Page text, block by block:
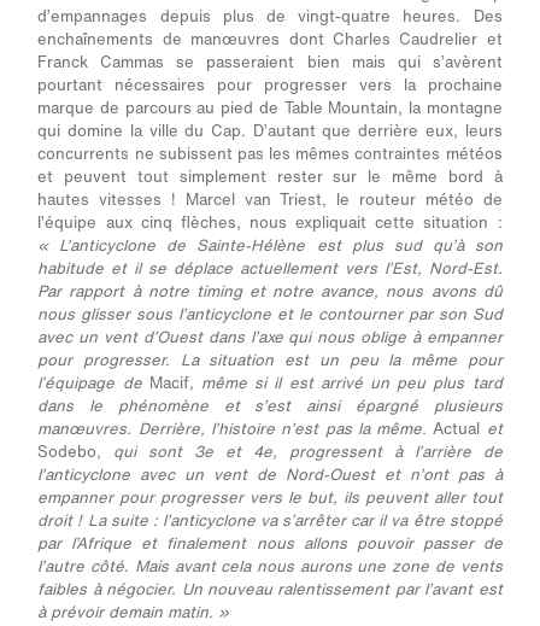
d’empannages depuis plus de vingt-quatre heures. Des
enchaînements de manœuvres dont Charles Caudrelier et
Franck Cammas se passeraient bien mais qui s’avèrent
pourtant nécessaires pour progresser vers la prochaine
marque de parcours au pied de Table Mountain, la montagne
qui domine la ville du Cap. D’autant que derrière eux, leurs
concurrents ne subissent pas les mêmes contraintes météos
et peuvent tout simplement rester sur le même bord à
hautes vitesses ! Marcel van Triest, le routeur météo de
l’équipe aux cinq flèches, nous expliquait cette situation :
« L’anticyclone de Sainte-Hélène est plus sud qu’à son
habitude et il se déplace actuellement vers l’Est, Nord-Est.
Par rapport à notre timing et notre avance, nous avons dû
nous glisser sous l’anticyclone et le contourner par son Sud
avec un vent d’Ouest dans l’axe qui nous oblige à empanner
pour progresser. La situation est un peu la même pour
l’équipage de Macif, même si il est arrivé un peu plus tard
dans le phénomène et s’est ainsi épargné plusieurs
manœuvres. Derrière, l’histoire n’est pas la même.Actual et
Sodebo, qui sont 3e et 4e, progressent à l’arrière de
l’anticyclone avec un vent de Nord-Ouest et n’ont pas à
empanner pour progresser vers le but, ils peuvent aller tout
droit ! La suite : l’anticyclone va s’arrêter car il va être stoppé
par l’Afrique et finalement nous allons pouvoir passer de
l’autre côté. Mais avant cela nous aurons une zone de vents
faibles à négocier. Un nouveau ralentissement par l’avant est
à prévoir demain matin. »